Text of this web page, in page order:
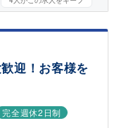
迎！お客様を
完全週休2日制